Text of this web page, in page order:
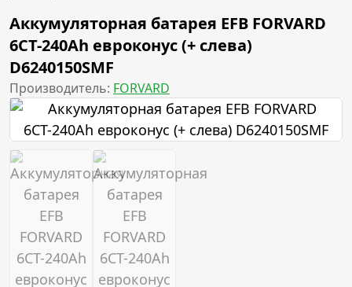
Аккумуляторная батарея EFB FORVARD
6СТ-240Ah евроконус (+ слева)
D6240150SMF
Производитель: FORVARD